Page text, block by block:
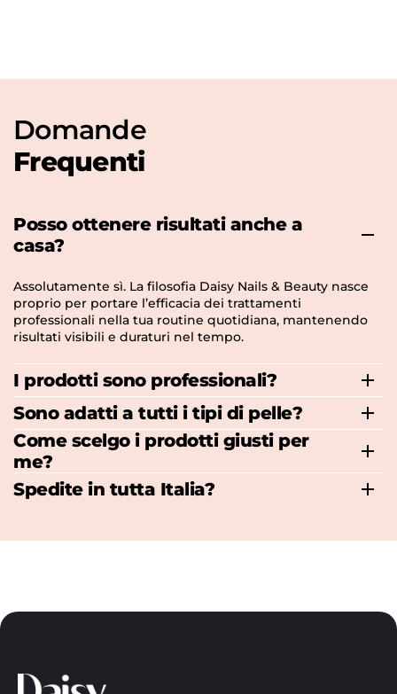
Domande
Frequenti
Posso ottenere risultati anche a
casa?
Assolutamente sì. La filosofia Daisy Nails & Beauty nasce
proprio per portare l’efficacia dei trattamenti
professionali nella tua routine quotidiana, mantenendo
risultati visibili e duraturi nel tempo.
I prodotti sono professionali?
Sono adatti a tutti i tipi di pelle?
Come scelgo i prodotti giusti per
me?
Spedite in tutta Italia?